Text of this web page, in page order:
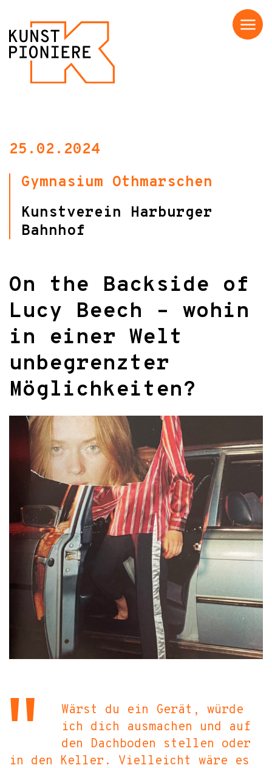
Menü
25.02.2024
Gymnasium Othmarschen
Kunstverein Harburger
Bahnhof
On the Backside of
Lucy Beech – wohin
in einer Welt
unbegrenzter
Möglichkeiten?
Wärst du ein Gerät, würde
ich dich ausmachen und auf
den Dachboden stellen oder
in den Keller. Vielleicht wäre es